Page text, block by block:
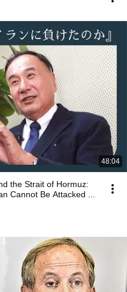
48:04
the Strait of Hormuz:
Cannot Be Attacked ...